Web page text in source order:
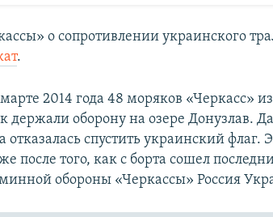
о сопротивлении украинского
.
2014 года 48 моряков «Черкасс»
держали оборону на озере Донузлав.
отказалась спустить украинский флаг.
после того, как с борта сошел
обороны «Черкассы» Россия